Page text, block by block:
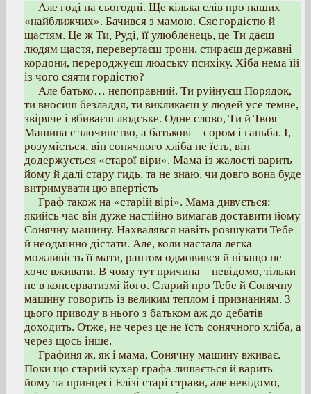
Але годі на сьогодні. Ще кілька слів про наших
«найближчих». Бачився з мамою. Сяє гордістю й
щастям. Це ж Ти, Руді, її улюбленець, це Ти даєш
людям щастя, перевертаєш трони, стираєш державні
кордони, перероджуєш людську психіку. Хіба нема їй
із чого сяяти гордістю?
Але батько… непоправний. Ти руйнуєш Порядок,
ти вносиш безладдя, ти викликаєш у людей усе темне,
звіряче і вбиваєш людське. Одне слово, Ти й Твоя
Машина є злочинство, а батькові – сором і ганьба. І,
розуміється, він сонячного хліба не їсть, він
додержується «старої віри». Мама із жалості варить
йому й далі стару гидь, та не знаю, чи довго вона буде
витримувати цю впертість
Граф також на «старій вірі». Мама дивується:
якийсь час він дуже настійно вимагав доставити йому
Сонячну машину. Нахвалявся навіть розшукати Тебе
й неодмінно дістати. Але, коли настала легка
можливість її мати, раптом одмовився й нізащо не
хоче вживати. В чому тут причина – невідомо, тільки
не в консерватизмі його. Старий про Тебе й Сонячну
машину говорить із великим теплом і признанням. З
цього приводу в нього з батьком аж до дебатів
доходить. Отже, не через це не їсть сонячного хліба, а
через щось інше.
Графиня ж, як і мама, Сонячну машину вживає.
Поки що старий кухар графа лишається й варить
йому та принцесі Елізі старі страви, але невідомо,